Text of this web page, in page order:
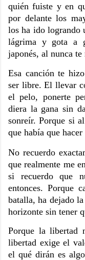
quién fuiste y en
por delante los
los ha ido logrando
lágrima y gota a
japonés, al nunca te
Esa canción te
ser libre. El llevar
el pelo, ponerte
diera la gana sin
sonreír. Porque si
que había que
No recuerdo
que realmente me
si recuerdo que
entonces. Porque
batalla, ha dejado
horizonte sin tener
Porque la libertad
libertad exige el
el qué dirán es